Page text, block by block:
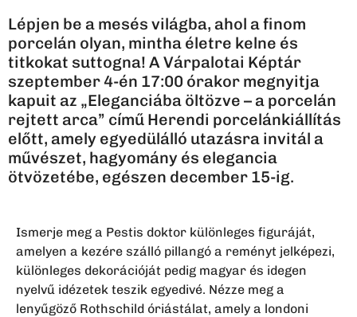
Lépjen be a mesés világba, ahol a finom
porcelán olyan, mintha életre kelne és
titkokat suttogna! A Várpalotai Képtár
szeptember 4-én 17:00 órakor megnyitja
kapuit az „Eleganciába öltözve – a porcelán
rejtett arca” című Herendi porcelánkiállítás
előtt, amely egyedülálló utazásra invitál a
művészet, hagyomány és elegancia
ötvözetébe, egészen december 15-ig.
Ismerje meg a Pestis doktor különleges figuráját,
amelyen a kezére szálló pillangó a reményt jelképezi,
különleges dekorációját pedig magyar és idegen
nyelvű idézetek teszik egyedivé. Nézze meg a
lenyűgöző Rothschild óriástálat, amely a londoni